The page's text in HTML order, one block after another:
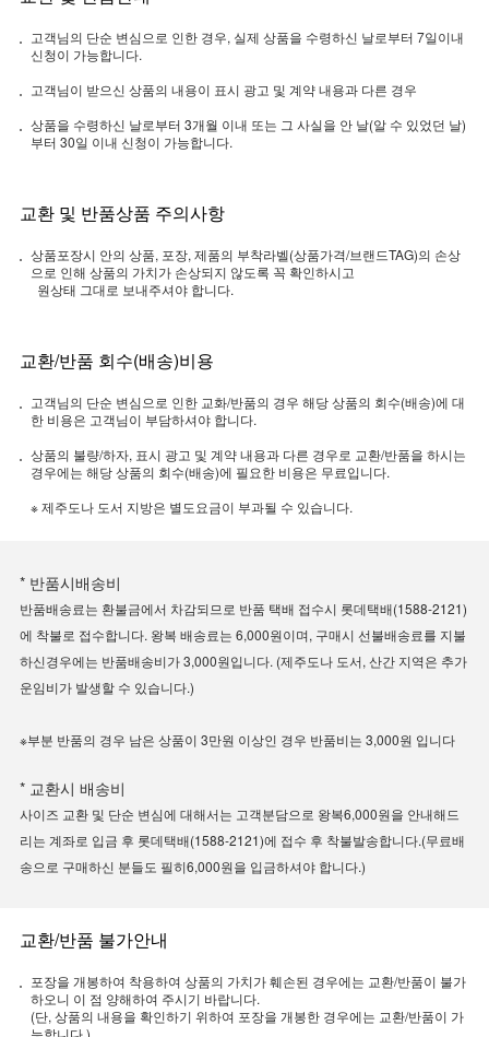
고객님의 단순 변심으로 인한 경우, 실제 상품을 수령하신 날로부터 7일이내
신청이 가능합니다.
고객님이 받으신 상품의 내용이 표시 광고 및 계약 내용과 다른 경우
상품을 수령하신 날로부터 3개월 이내 또는 그 사실을 안 날(알 수 있었던 날)
부터 30일 이내 신청이 가능합니다.
교환 및 반품상품 주의사항
상품포장시 안의 상품, 포장, 제품의 부착라벨(상품가격/브랜드TAG)의 손상
으로 인해 상품의 가치가 손상되지 않도록 꼭 확인하시고
원상태 그대로 보내주셔야 합니다.
교환/반품 회수(배송)비용
고객님의 단순 변심으로 인한 교화/반품의 경우 해당 상품의 회수(배송)에 대
한 비용은 고객님이 부담하셔야 합니다.
상품의 불량/하자, 표시 광고 및 계약 내용과 다른 경우로 교환/반품을 하시는
경우에는 해당 상품의 회수(배송)에 필요한 비용은 무료입니다.
※ 제주도나 도서 지방은 별도요금이 부과될 수 있습니다.
* 반품시배송비
반품배송료는 환불금에서 차감되므로 반품 택배 접수시 롯데택배(1588-2121)
에 착불로 접수합니다. 왕복 배송료는 6,000원이며, 구매시 선불배송료를 지불
하신경우에는 반품배송비가 3,000원입니다. (제주도나 도서, 산간 지역은 추가
운임비가 발생할 수 있습니다.)
※부분 반품의 경우 남은 상품이 3만원 이상인 경우 반품비는 3,000원 입니다
* 교환시 배송비
사이즈 교환 및 단순 변심에 대해서는 고객분담으로 왕복6,000원을 안내해드
리는 계좌로 입금 후 롯데택배(1588-2121)에 접수 후 착불발송합니다.(무료배
송으로 구매하신 분들도 필히6,000원을 입금하셔야 합니다.)
교환/반품 불가안내
포장을 개봉하여 착용하여 상품의 가치가 훼손된 경우에는 교환/반품이 불가
하오니 이 점 양해하여 주시기 바랍니다.
(단, 상품의 내용을 확인하기 위하여 포장을 개봉한 경우에는 교환/반품이 가